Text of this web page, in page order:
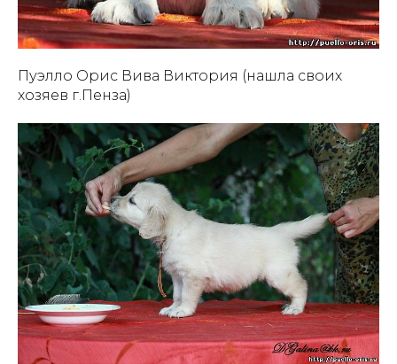
Пуэлло Орис Вива Виктория (нашла своих
хозяев г.Пенза)